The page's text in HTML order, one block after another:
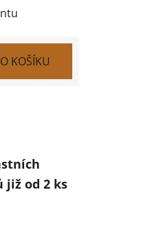
KOŠÍKU
již od 2 ks